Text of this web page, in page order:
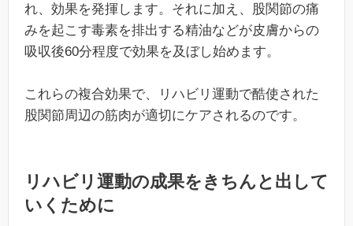
れ、効果を発揮します。それに加え、股関節の痛
みを起こす毒素を排出する精油などが皮膚からの
吸収後60分程度で効果を及ぼし始めます。
これらの複合効果で、リハビリ運動で酷使された
股関節周辺の筋肉が適切にケアされるのです。
リハビリ運動の成果をきちんと出して
いくために